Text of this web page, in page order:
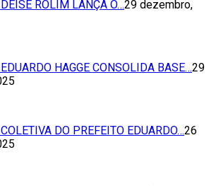
DEISE ROLIM LANÇA O…29 dezembro,
HAGGE CONSOLIDA BASE…29
DO PREFEITO EDUARDO…26